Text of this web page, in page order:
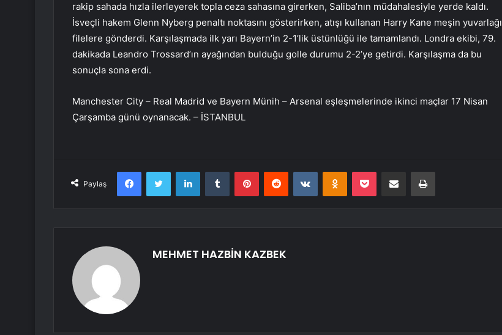
rakip sahada hızla ilerleyerek topla ceza sahasına girerken, Saliba’nın müdahalesiyle yerde kaldı.
İsveçli hakem Glenn Nyberg penaltı noktasını gösterirken, atışı kullanan Harry Kane meşin yuvarlağı
filelere gönderdi. Karşılaşmada ilk yarı Bayern’in 2-1’lik üstünlüğü ile tamamlandı. Londra ekibi, 79.
dakikada Leandro Trossard’ın ayağından bulduğu golle durumu 2-2’ye getirdi. Karşılaşma da bu
sonuçla sona erdi.
Manchester City – Real Madrid ve Bayern Münih – Arsenal eşleşmelerinde ikinci maçlar 17 Nisan
Çarşamba günü oynanacak. – İSTANBUL
Paylaş
FacebookTwitter LinkedInTumblr PinterestReddit VKontakteOdnoklassniki
Pocket E-Posta ile paylaş Yazdır
MEHMET HAZBİN KAZBEK